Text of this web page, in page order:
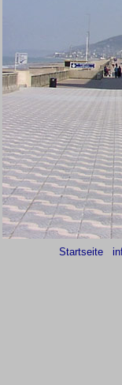
Startseite